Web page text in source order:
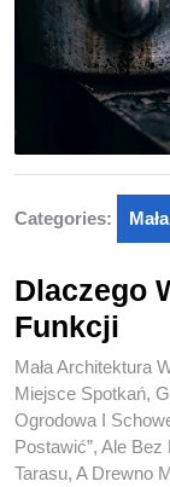
Categories:
Dlaczego
Funkcji
Mała Architektura
Miejsce Spotkań,
Ogrodowa I
Postawić”, Ale
Tarasu, A Drewno